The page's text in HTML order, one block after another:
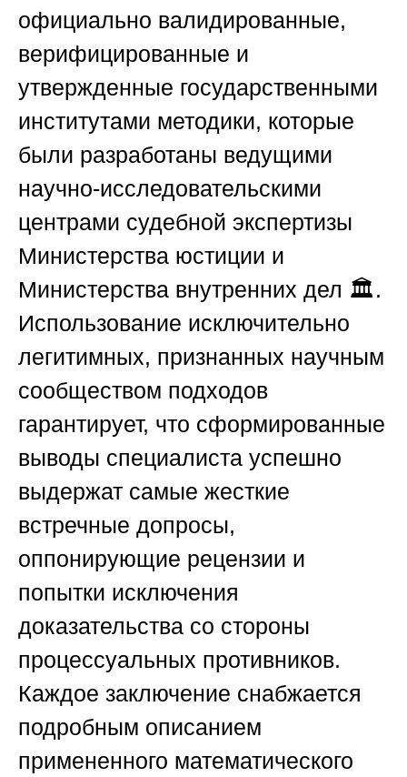
официально валидированные,
верифицированные и
утвержденные государственными
институтами методики, которые
были разработаны ведущими
научно-исследовательскими
центрами судебной экспертизы
Министерства юстиции и
Министерства внутренних дел 🏛️.
Использование исключительно
легитимных, признанных научным
сообществом подходов
гарантирует, что сформированные
выводы специалиста успешно
выдержат самые жесткие
встречные допросы,
оппонирующие рецензии и
попытки исключения
доказательства со стороны
процессуальных противников.
Каждое заключение снабжается
подробным описанием
примененного математического